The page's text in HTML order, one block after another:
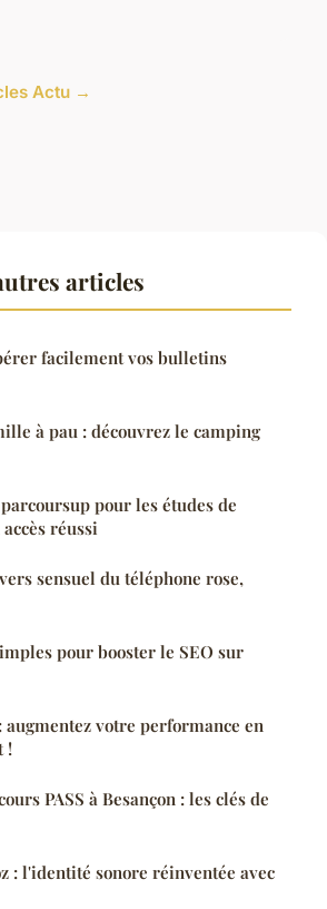
Actu →
articles
facilement vos bulletins
à pau : découvrez le camping
pour les études de
réussi
sensuel du téléphone rose,
pour booster le SEO sur
augmentez votre performance en
!
PASS à Besançon : les clés de
: l'identité sonore réinventée avec